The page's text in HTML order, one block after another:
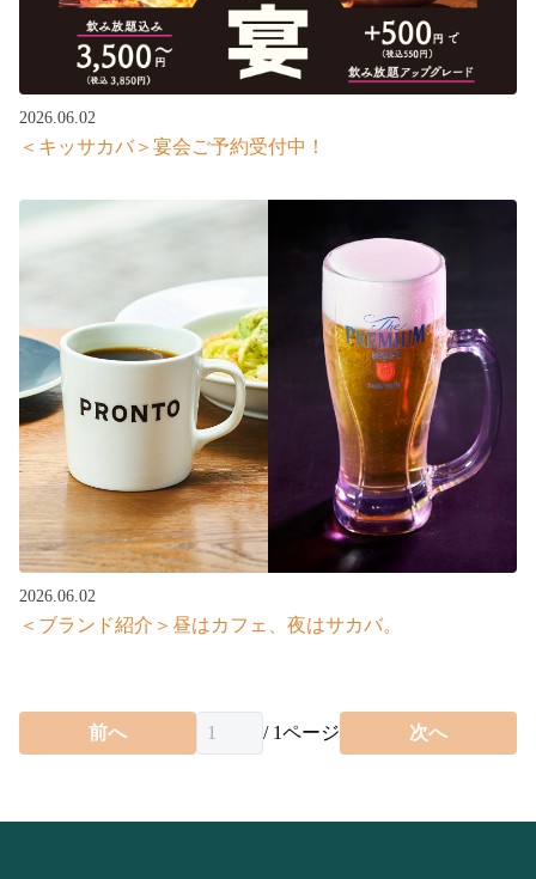
2026.06.02
＜キッサカバ＞宴会ご予約受付中！
2026.06.02
＜ブランド紹介＞昼はカフェ、夜はサカバ。
前へ / 1ページ 次へ